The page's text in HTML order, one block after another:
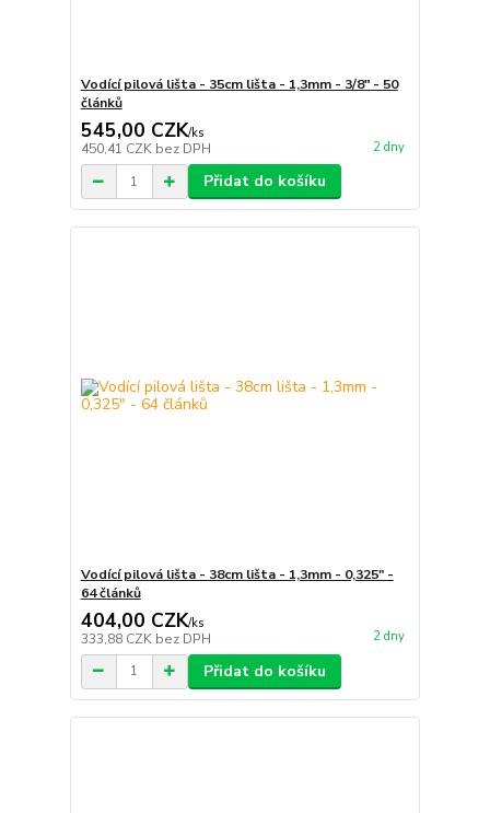
Vodící pilová lišta - 35cm lišta - 1,3mm - 3/8" - 50
článků
545,00 CZK/ks
450,41 CZK bez DPH 2 dny
Přidat do košíku
Vodící pilová lišta - 38cm lišta - 1,3mm - 0,325" -
64 článků
404,00 CZK/ks
333,88 CZK bez DPH 2 dny
Přidat do košíku